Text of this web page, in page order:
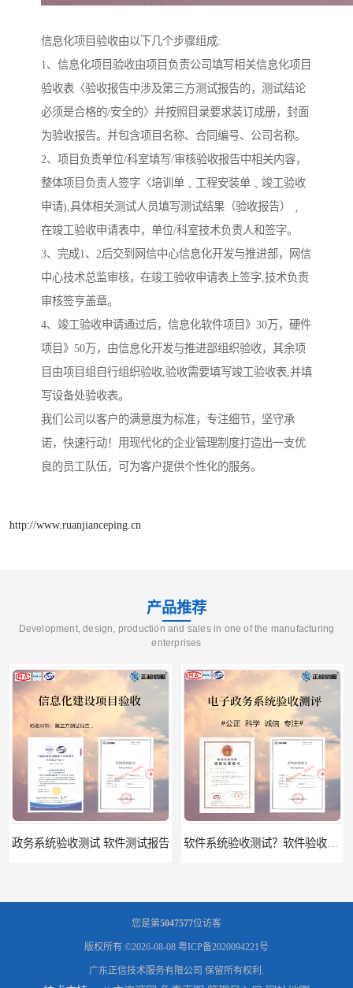
信息化项目验收由以下几个步骤组成:
1、信息化项目验收由项目负责公司填写相关信息化项目
验收表〈验收报告中涉及第三方测试报告的，测试结论
必须是合格的/安全的〉并按照目录要求装订成册，封面
为验收报告。并包含项目名称、合同编号、公司名称。
2、项目负责单位/科室填写/审核验收报告中相关内容，
整体项目负责人签字〈培训单﹑工程安装单﹑竣工验收
申请),具体相关测试人员填写测试结果（验收报告）﹐
在竣工验收申请表中，单位/科室技术负责人和签字。
3、完成1、2后交到网信中心信息化开发与推进部，网信
中心技术总监审核，在竣工验收申请表上签字,技术负责
审核签亨盖章。
4、竣工验收申请通过后，信息化软件项目》30万，硬件
项目》50万，由信息化开发与推进部组织验收，其余项
目由项目组自行组织验收,验收需要填写竣工验收表,并填
写设备处验收表。
我们公司以客户的满意度为标准，专注细节，坚守承
诺，快速行动！用现代化的企业管理制度打造出一支优
良的员工队伍，可为客户提供个性化的服务。
http://www.ruanjianceping.cn
产品推荐
Development, design, production and sales in one of the manufacturing
enterprises
软件系统验收测试？软件验收测评的标准及政策依据？软件验收测评服务内容？
您是第5047577位访客
版权所有 ©2026-08-08 粤ICP备2020094221号
广东正信技术服务有限公司 保留所有权利.